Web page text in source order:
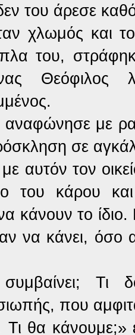
του άρεσε
χλωμός και
του,
Θεόφιλος
με
σε
αυτόν τον
του κάρου
κάνουν το
να κάνει, όσο
συμβαίνει;
που
Τι θα